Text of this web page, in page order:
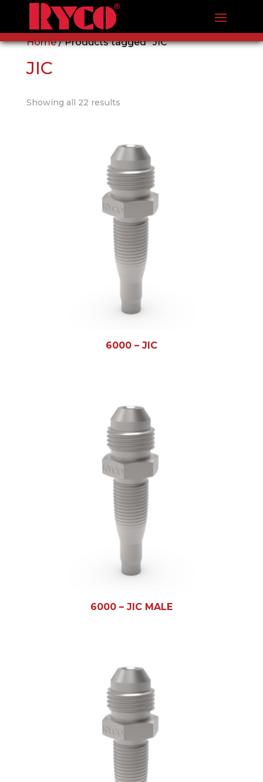
Home/ Products tagged “JIC”
JIC
Showing all 22 results
6000 – JIC
6000 – JIC MALE